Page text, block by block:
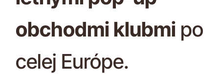
obchodmi klubmi po
celej Európe.